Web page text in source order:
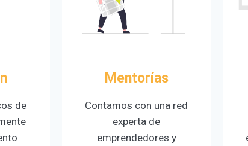
de
Mentorías
Contamos con una red
experta de
emprendedores y